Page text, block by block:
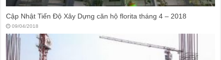
Cập Nhật Tiến Độ Xây Dựng căn hộ florita tháng 4 – 2018
09/04/2018